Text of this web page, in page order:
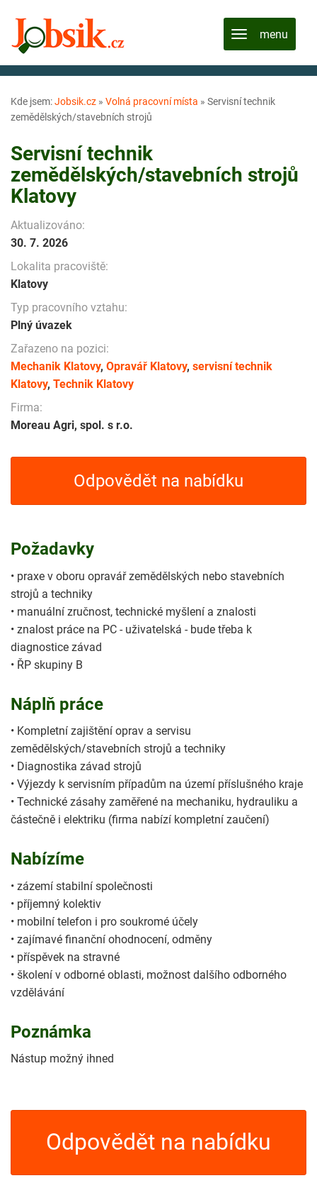
Kde jsem:Jobsik.cz » Volná pracovní místa » Servisní technik
zemědělských/stavebních strojů
Servisní technik
zemědělských/stavebních strojů
Klatovy
Aktualizováno:
30. 7. 2026
Lokalita pracoviště:
Klatovy
Typ pracovního vztahu:
Plný úvazek
Zařazeno na pozici:
Mechanik Klatovy, Opravář Klatovy, servisní technik
Klatovy, Technik Klatovy
Firma:
Moreau Agri, spol. s r.o.
Odpovědět na nabídku
Požadavky
• praxe v oboru opravář zemědělských nebo stavebních
strojů a techniky
• manuální zručnost, technické myšlení a znalosti
• znalost práce na PC - uživatelská - bude třeba k
diagnostice závad
• ŘP skupiny B
Náplň práce
• Kompletní zajištění oprav a servisu
zemědělských/stavebních strojů a techniky
• Diagnostika závad strojů
• Výjezdy k servisním případům na území příslušného kraje
• Technické zásahy zaměřené na mechaniku, hydrauliku a
částečně i elektriku (firma nabízí kompletní zaučení)
Nabízíme
• zázemí stabilní společnosti
• příjemný kolektiv
• mobilní telefon i pro soukromé účely
• zajímavé finanční ohodnocení, odměny
• příspěvek na stravné
• školení v odborné oblasti, možnost dalšího odborného
vzdělávání
Poznámka
Nástup možný ihned
Odpovědět na nabídku